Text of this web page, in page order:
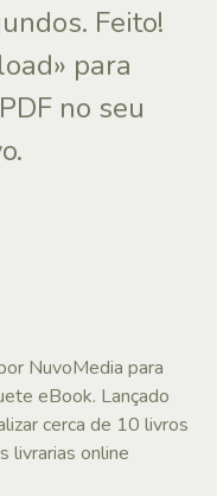
Feito!
para
no seu
NuvoMedia para
eBook. Lançado
cerca de 10 livros
livrarias online